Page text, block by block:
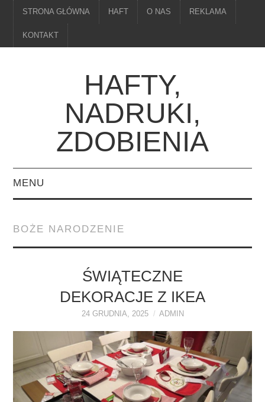
STRONA GŁÓWNA HAFT O NAS REKLAMA
KONTAKT
HAFTY,
NADRUKI,
ZDOBIENIA
MENU
REKLAMA
KONTAKT
BOŻE NARODZENIE
ŚWIĄTECZNE
DEKORACJE Z IKEA
24 GRUDNIA, 2025 ADMIN